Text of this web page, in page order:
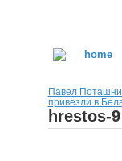
Павел
привезли в
hrestos-9